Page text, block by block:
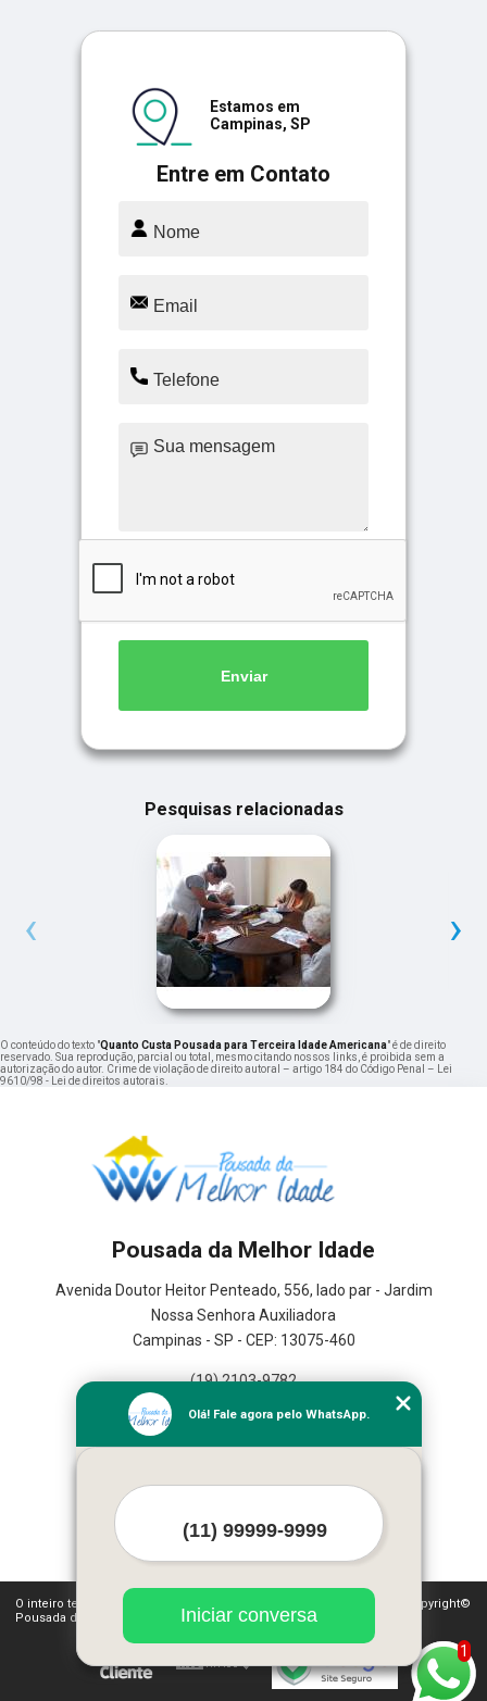
Entre em Contato
Estamos em
Campinas, SP
Enviar
Pesquisas relacionadas
‹ ›
O conteúdo do texto "Quanto Custa Pousada para Terceira Idade Americana" é de direito
reservado. Sua reprodução, parcial ou total, mesmo citando nossos links, é proibida sem a
autorização do autor. Crime de violação de direito autoral – artigo 184 do Código Penal – Lei
9610/98 - Lei de direitos autorais.
Pousada da Melhor Idade
Avenida Doutor Heitor Penteado, 556, lado par - Jardim
Nossa Senhora Auxiliadora
Campinas - SP - CEP: 13075-460
(19) 2103-9782
(19) 3367-2591
Home
Mapa do site
Mais Serviços
O inteiro teor deste site está sujeito à proteção de direitos autorais. Copyright©
Pousada da Melhor Idade (Lei 9610 de 19/02/1998)
1
Olá! Fale agora pelo WhatsApp.
Iniciar conversa